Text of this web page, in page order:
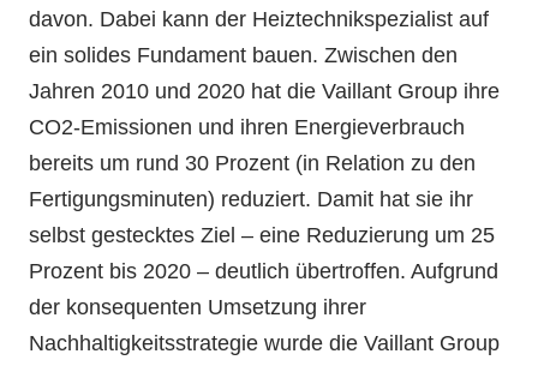
davon. Dabei kann der Heiztechnikspezialist auf
ein solides Fundament bauen. Zwischen den
Jahren 2010 und 2020 hat die Vaillant Group ihre
CO2-Emissionen und ihren Energieverbrauch
bereits um rund 30 Prozent (in Relation zu den
Fertigungsminuten) reduziert. Damit hat sie ihr
selbst gestecktes Ziel – eine Reduzierung um 25
Prozent bis 2020 – deutlich übertroffen. Aufgrund
der konsequenten Umsetzung ihrer
Nachhaltigkeitsstrategie wurde die Vaillant Group